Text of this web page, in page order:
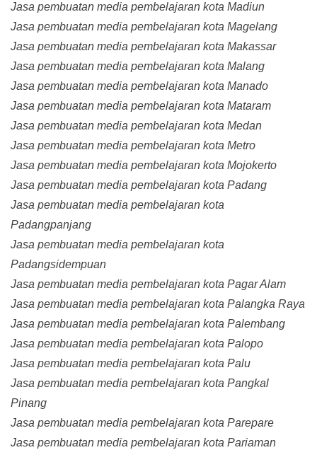
Jasa pembuatan media pembelajaran kota Madiun
Jasa pembuatan media pembelajaran kota Magelang
Jasa pembuatan media pembelajaran kota Makassar
Jasa pembuatan media pembelajaran kota Malang
Jasa pembuatan media pembelajaran kota Manado
Jasa pembuatan media pembelajaran kota Mataram
Jasa pembuatan media pembelajaran kota Medan
Jasa pembuatan media pembelajaran kota Metro
Jasa pembuatan media pembelajaran kota Mojokerto
Jasa pembuatan media pembelajaran kota Padang
Jasa pembuatan media pembelajaran kota
Padangpanjang
Jasa pembuatan media pembelajaran kota
Padangsidempuan
Jasa pembuatan media pembelajaran kota Pagar Alam
Jasa pembuatan media pembelajaran kota Palangka Raya
Jasa pembuatan media pembelajaran kota Palembang
Jasa pembuatan media pembelajaran kota Palopo
Jasa pembuatan media pembelajaran kota Palu
Jasa pembuatan media pembelajaran kota Pangkal
Pinang
Jasa pembuatan media pembelajaran kota Parepare
Jasa pembuatan media pembelajaran kota Pariaman